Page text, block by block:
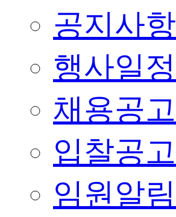
공지사항
행사일정
채용공고
입찰공고
임원알림